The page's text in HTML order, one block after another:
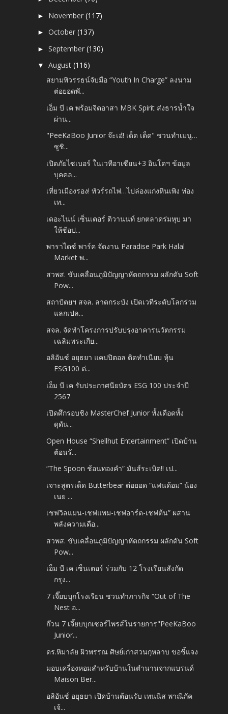
► November(117)
►October(137)
►September(130)
▼August(116)
สยามพิวรรธน์จับมือ “Youth In Charge” ลงนาม
ต่อยอดพั...
เอ็ม บี เค พร้อมจิตอาสา MBK Spirit ส่งธารน้ำใจ
ผ่าน...
"PeeKaBoo Junior จ๊ะเอ๋! เด็ด เด็ด" ชวนทำเมนู…
ซูชิ...
เปิดภัยไซเบอร์ ในเวทีอาเซียน+3 อินโดฯ ข้อมูล
บุคคล...
เที่ยวเมืองรอง! ทัวร์รถไฟ…ไปล่องแก่งหินเพิง ท่อง
เท...
เดอะไนน์ เซ็นเตอร์ ติวานนท์ ยกตลาดร่มหุบ มา
ให้ช้อป...
พาราไดซ์ พาร์ค จัดงาน Paradise Park Halal
Market พ...
สวพส. ขับเคลื่อนภูมิปัญญาหัตถกรรม ผลักดัน Soft
Pow...
สถาปัตยฯ สจล. ลาดกระบัง เปิดเวทีระดับโลกร่วม
แลกเปล...
สจล. จัดทำโครงการปรับปรุงอาคารนวัตกรรม
เฉลิมพระเกีย...
อลิอันซ์ อยุธยา แคปปิตอล ติดทำเนียบ หุ้น
ESG100 ต่...
เอ็ม บี เค รับประกาศนียบัตร ESG 100 ประจำปี
2567
เปิดศึกรอบชิง MasterChef Junior ทั้งเดือดทั้ง
ดุดัน...
Open House “Shellhut Entertainment” เปิดบ้าน
ต้อนรั...
“The Spoon ช้อนทองคำ” มันส์ระเบิด!! เป...
เจาะสูตรเด็ด Butterbear ต่อยอด “แฟนด้อม” น้อง
เนย ...
เชฟวิลแมน-เชฟแพม-เชฟอาร์ต-เชฟต้น” ผสาน
พลังความเดือ...
สวพส. ขับเคลื่อนภูมิปัญญาหัตถกรรม ผลักดัน Soft
Pow...
เอ็ม บี เค เซ็นเตอร์ ร่วมกับ 12 โรงเรียนสังกัด
กรุง...
7 เจี๊ยบบุกโรงเรียน ชวนทำภารกิจ “Out of The
Nest อ...
ก๊วน 7 เจี๊ยบบุกเซอร์ไพรส์ในรายการ"PeeKaBoo
Junior...
ดร.หิมาลัย ผิวพรรณ ศิษย์เก่าสวนกุหลาบ ขอชี้แจง
มอบเครื่องหอมสำหรับบ้านในตำนานจากแบรนด์
Maison Ber...
อลิอันซ์ อยุธยา เปิดบ้านต้อนรับ เทนนิส พาณิภัค
เจ้...